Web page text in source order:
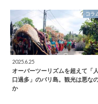
コラ
2025.6.25
オーバーツーリズムを超えて「人
口過多」のバリ島。観光は悪な
か